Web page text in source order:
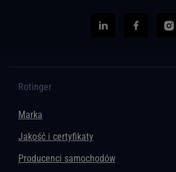
Rotinger
Marka
Jakość i certyfikaty
Producenci samochodów